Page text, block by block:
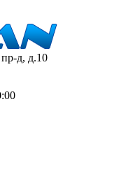
д, д.10